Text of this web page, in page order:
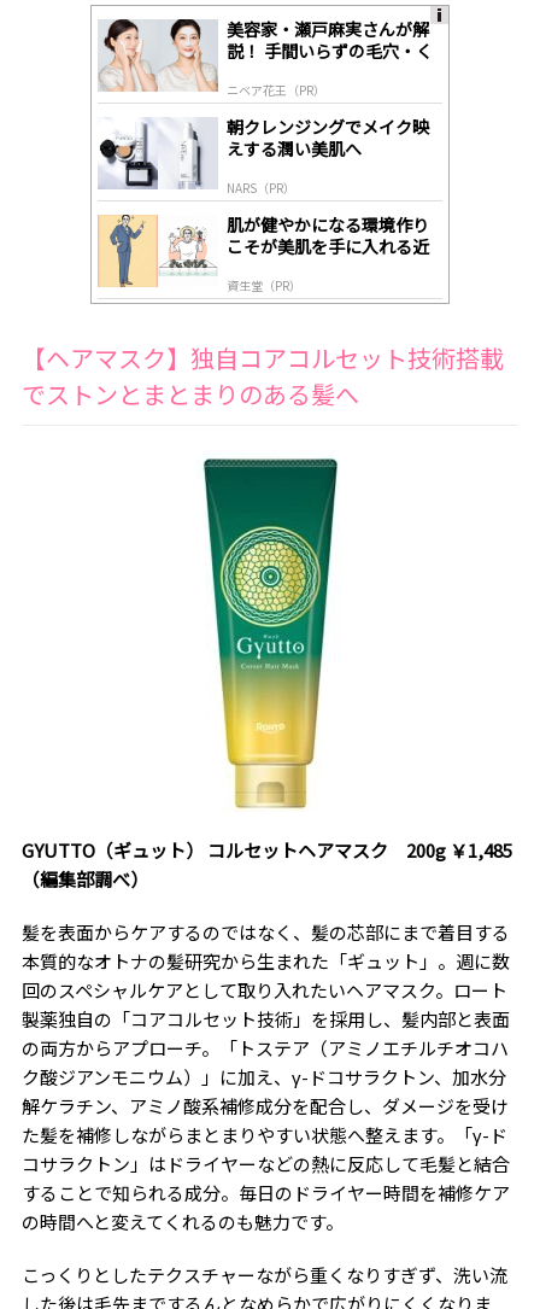
美容家・瀬戸麻実さんが解
説！ 手間いらずの毛穴・く
ニベア花王（PR）
朝クレンジングでメイク映
えする潤い美肌へ
NARS（PR）
肌が健やかになる環境作り
こそが美肌を手に入れる近
資生堂（PR）
【ヘアマスク】独自コアコルセット技術搭載
でストンとまとまりのある髪へ
GYUTTO（ギュット） コルセットヘアマスク 200g ￥1,485
（編集部調べ）
髪を表面からケアするのではなく、髪の芯部にまで着目する
本質的なオトナの髪研究から生まれた「ギュット」。週に数
回のスペシャルケアとして取り入れたいヘアマスク。ロート
製薬独自の「コアコルセット技術」を採用し、髪内部と表面
の両方からアプローチ。「トステア（アミノエチルチオコハ
ク酸ジアンモニウム）」に加え、γ-ドコサラクトン、加水分
解ケラチン、アミノ酸系補修成分を配合し、ダメージを受け
た髪を補修しながらまとまりやすい状態へ整えます。「γ-ド
コサラクトン」はドライヤーなどの熱に反応して毛髪と結合
することで知られる成分。毎日のドライヤー時間を補修ケア
の時間へと変えてくれるのも魅力です。
こっくりとしたテクスチャーながら重くなりすぎず、洗い流